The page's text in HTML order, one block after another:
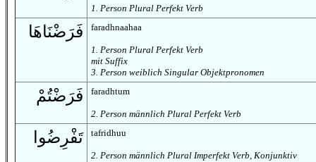
1. Person Plural Perfekt Verb
فَرَضْنَاهَا faradhnaahaa
1. Person Plural Perfekt Verb
mit Suffix
3. Person weiblich Singular Objektpronomen
فَرَضْتُمْ faradhtum
2. Person männlich Plural Perfekt Verb
تَفْرِضُوا tafridhuu
2. Person männlich Plural Imperfekt Verb, Konjunktiv